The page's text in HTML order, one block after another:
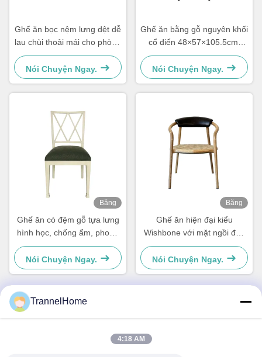
Ghế ăn bọc nệm lưng dệt dễ
lau chùi thoải mái cho phòng
ăn
Nói Chuyện Ngay.
Ghế ăn bằng gỗ nguyên khối
cổ điển 48×57×105.5cm,
mềm mại với lưng tựa hình
thang chạm khắc
Nói Chuyện Ngay.
Băng
Ghế ăn có đệm gỗ tựa lưng
hình học, chống ẩm, phong
cách
Nói Chuyện Ngay.
Băng
hình
Ghế ăn hiện đại kiểu
Wishbone với mặt ngồi đan
và lưng tựa da
Nói Chuyện Ngay.
TrannelHome
4:18 AM